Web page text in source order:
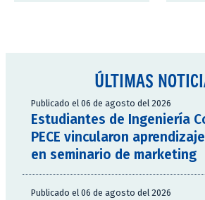
ÚLTIMAS
Publicado el 06 de agosto del 2026
Estudiantes de Ingeniería
PECE vincularon
en seminario de marketing
Publicado el 06 de agosto del 2026